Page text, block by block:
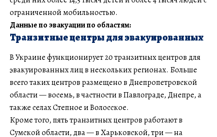
ограниченной мобильностью.
Данные по эвакуации по областям:
Транзитные центры для эвакуированных
В Украине функционирует 20 транзитных центров для
эвакуированных лиц в нескольких регионах. Больше
всего таких центров размещено в Днепропетровской
области — восемь, в частности в Павлограде, Днепре, а
также селах Степное и Волосское.
Кроме того, пять транзитных центров работают в
Сумской области, два — в Харьковской, три — на